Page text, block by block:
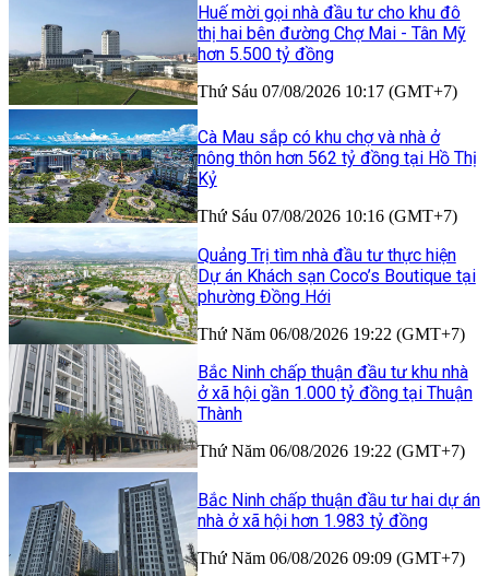
Huế mời gọi nhà đầu tư cho khu đô
thị hai bên đường Chợ Mai - Tân Mỹ
hơn 5.500 tỷ đồng
Thứ Sáu 07/08/2026 10:17 (GMT+7)
Cà Mau sắp có khu chợ và nhà ở
nông thôn hơn 562 tỷ đồng tại Hồ Thị
Kỷ
Thứ Sáu 07/08/2026 10:16 (GMT+7)
Quảng Trị tìm nhà đầu tư thực hiện
Dự án Khách sạn Coco’s Boutique tại
phường Đồng Hới
Thứ Năm 06/08/2026 19:22 (GMT+7)
Bắc Ninh chấp thuận đầu tư khu nhà
ở xã hội gần 1.000 tỷ đồng tại Thuận
Thành
Thứ Năm 06/08/2026 19:22 (GMT+7)
Bắc Ninh chấp thuận đầu tư hai dự án
nhà ở xã hội hơn 1.983 tỷ đồng
Thứ Năm 06/08/2026 09:09 (GMT+7)